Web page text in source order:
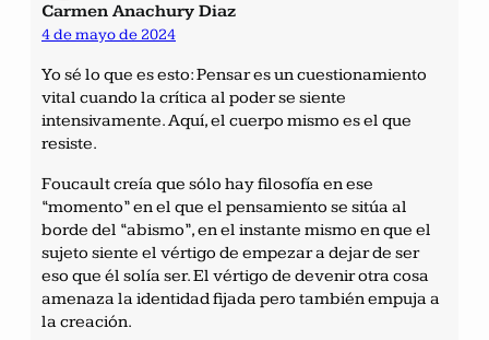
Carmen Anachury Diaz
4 de mayo de 2024
Yo sé lo que es esto: Pensar es un cuestionamiento
vital cuando la crítica al poder se siente
intensivamente. Aquí, el cuerpo mismo es el que
resiste.
Foucault creía que sólo hay filosofía en ese
“momento” en el que el pensamiento se sitúa al
borde del “abismo”, en el instante mismo en que el
sujeto siente el vértigo de empezar a dejar de ser
eso que él solía ser. El vértigo de devenir otra cosa
amenaza la identidad fijada pero también empuja a
la creación.